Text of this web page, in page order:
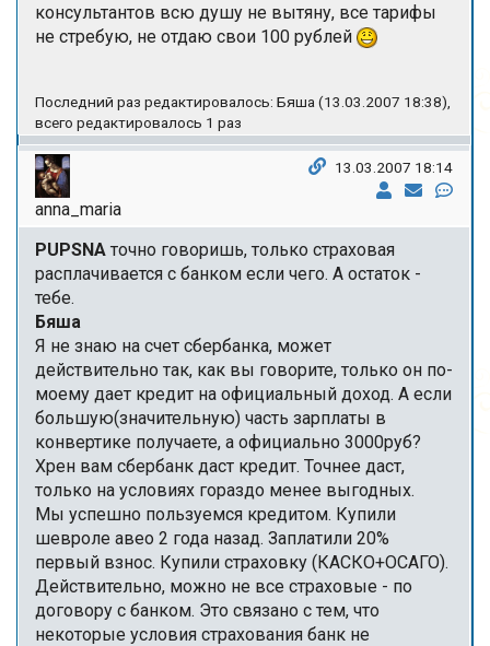
консультантов всю душу не вытяну, все тарифы
не стребую, не отдаю свои 100 рублей
Последний раз редактировалось: Бяша (13.03.2007 18:38),
всего редактировалось 1 раз
anna_maria
13.03.2007 18:14
PUPSNA точно говоришь, только страховая
расплачивается с банком если чего. А остаток -
тебе.
Бяша
Я не знаю на счет сбербанка, может
действительно так, как вы говорите, только он по-
моему дает кредит на официальный доход. А если
большую(значительную) часть зарплаты в
конвертике получаете, а официально 3000руб?
Хрен вам сбербанк даст кредит. Точнее даст,
только на условиях гораздо менее выгодных.
Мы успешно пользуемся кредитом. Купили
шевроле авео 2 года назад. Заплатили 20%
первый взнос. Купили страховку (КАСКО+ОСАГО).
Действительно, можно не все страховые - по
договору с банком. Это связано с тем, что
некоторые условия страхования банк не